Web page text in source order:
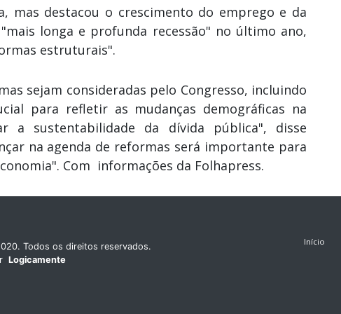
mas destacou o crescimento do emprego e da
longa e profunda recessão" no último ano,
estruturais".
sejam consideradas pelo Congresso, incluindo
para refletir as mudanças demográficas na
a sustentabilidade da dívida pública", disse
na agenda de reformas será importante para
Com informações da Folhapress.
Todos os direitos reservados.
Logicamente
Início